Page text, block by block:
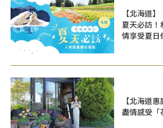
【北海道】
夏天必訪！
情享受夏日
【北海道惠
盡情感受「